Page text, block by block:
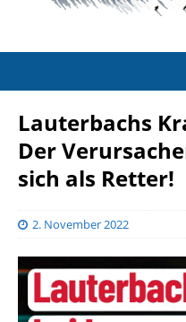
Lauterbachs
Der
sich als Retter!
2. November 2022